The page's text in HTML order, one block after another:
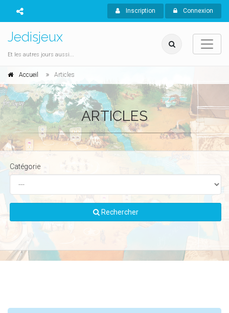
Inscription Connexion
Jedisjeux
Et les autres jours aussi...
Accueil Articles
ARTICLES
Catégorie
Rechercher